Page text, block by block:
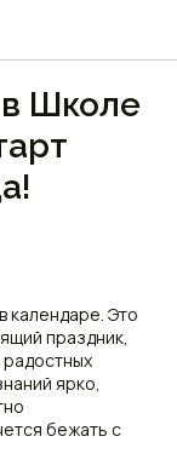
Школе
календаре. Это
праздник,
ярко,
бежать с